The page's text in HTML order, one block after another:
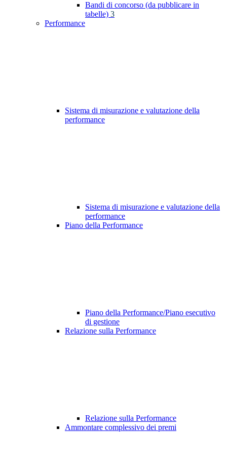
Bandi di concorso (da pubblicare in
tabelle) 3
Performance
Sistema di misurazione e valutazione della
performance
Sistema di misurazione e valutazione della
performance
Piano della Performance
Piano della Performance/Piano esecutivo
di gestione
Relazione sulla Performance
Relazione sulla Performance
Ammontare complessivo dei premi